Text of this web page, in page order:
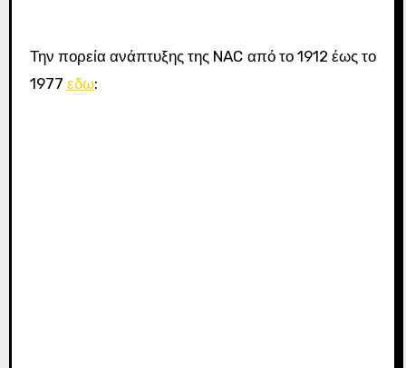
Την πορεία ανάπτυξης της NAC από το 1912 έως το
1977 εδω: